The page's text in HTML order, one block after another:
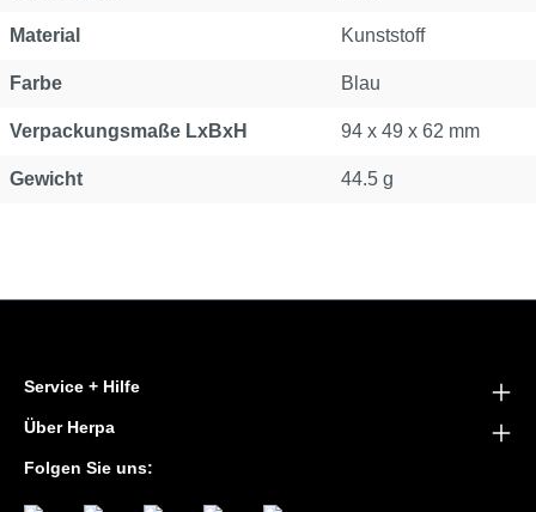
Material Kunststoff
Farbe Blau
Verpackungsmaße LxBxH 94 x 49 x 62 mm
Gewicht 44.5 g
Service + Hilfe
Über Herpa
Folgen Sie uns: